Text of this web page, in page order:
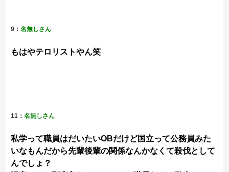
9：名無しさん
もはやテロリストやん笑
11：名無しさん
私学って職員はだいたいOBだけど国立って公務員みた
いなもんだから先輩後輩の関係なんかなくて殺伐として
んでしょ？